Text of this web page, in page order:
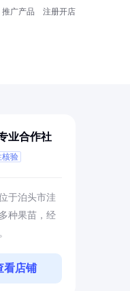
推广产品 注册开店
业合作社
核验
于泊头市洼
种果苗，经
看店铺